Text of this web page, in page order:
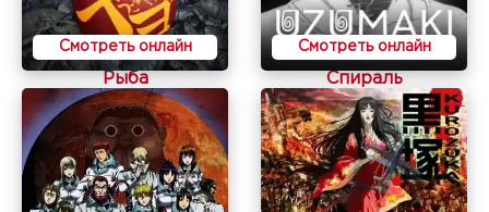
Смотреть онлайн
Рыба
Смотреть онлайн
Спираль